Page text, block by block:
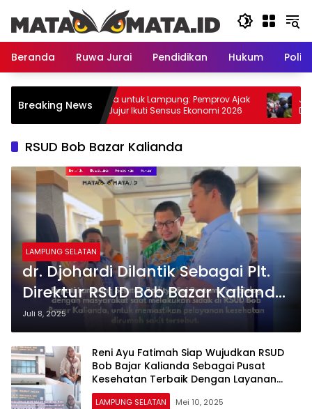
konten
Beranda
Ruwa Jurai Pendidikan Hukum
Breaking NewsSatu Data untuk Lampung: Pemprov Ajak
Warga Jujur Ikuti Sensus Ekonomi 2026
RSUD Bob Bazar Kalianda
LAMPUNG SELATAN
dr. Djohardi Dilantik Sebagai Plt.
Direktur RSUD Bob Bazar Kalianda
Komitmen Tingkatkan Pelayanan
Kesehatan Secara Profesional
Juli 8, 2025
Reni Ayu Fatimah Siap Wujudkan RSUD
Bob Bajar Kalianda Sebagai Pusat
Kesehatan Terbaik Dengan Layanan
Profesional
LAMPUNG SELATAN Mei 10, 2025